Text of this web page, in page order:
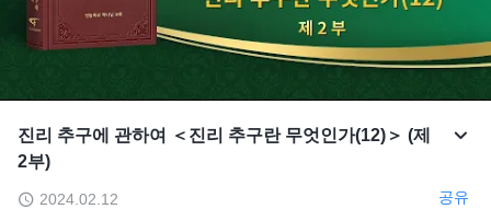
진리 추구에 관하여 ＜진리 추구란 무엇인가(12)＞ (제
2부)
2024.02.12 공유